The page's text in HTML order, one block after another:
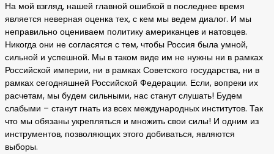
На мой взгляд, нашей главной ошибкой в последнее время
является неверная оценка тех, с кем мы ведем диалог. И мы
неправильно оцениваем политику американцев и натовцев.
Никогда они не согласятся с тем, чтобы Россия была умной,
сильной и успешной. Мы в таком виде им не нужны ни в рамках
Российской империи, ни в рамках Советского государства, ни в
рамках сегодняшней Российской Федерации. Если, вопреки их
расчетам, мы будем сильными, нас станут слушать! Будем
слабыми – станут гнать из всех международных институтов. Так
что мы обязаны укрепляться и множить свои силы! И одним из
инструментов, позволяющих этого добиваться, являются
выборы.